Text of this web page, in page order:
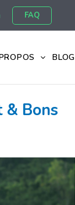
FAQ
BLOG
& Bons